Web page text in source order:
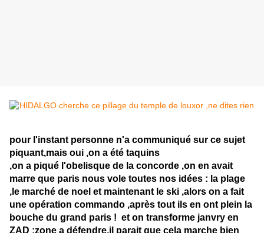
pour l'instant personne n'a communiqué sur ce sujet
piquant,mais oui ,on a été taquins
,on a piqué l'obelisque de la concorde ,on en avait
marre que paris nous vole toutes nos idées : la plage
,le marché de noel et maintenant le ski ,alors on a fait
une opération commando ,après tout ils en ont plein la
bouche du grand paris ! et on transforme janvry en
ZAD ;zone a défendre,il parait que cela marche bien